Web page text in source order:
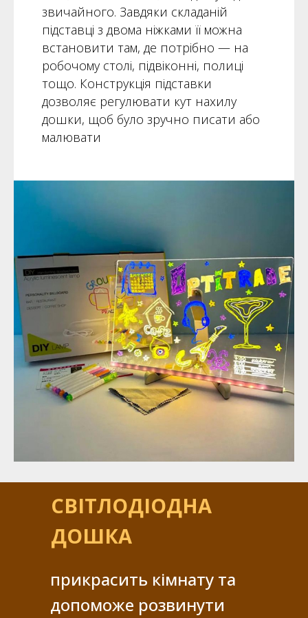
звичайного. Завдяки складаній
підставці з двома ніжками її можна
встановити там, де потрібно — на
робочому столі, підвіконні, полиці
тощо. Конструкція підставки
дозволяє регулювати кут нахилу
дошки, щоб було зручно писати або
малювати
СВІТЛОДІОДНА
ДОШКА
прикрасить кімнату та
допоможе розвинути